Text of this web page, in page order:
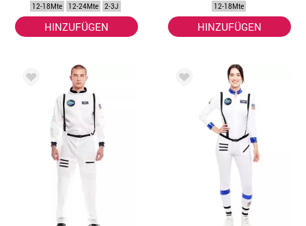
12-18Mte 12-24Mte 2-3J
HINZUFÜGEN
12-18Mte
HINZUFÜGEN